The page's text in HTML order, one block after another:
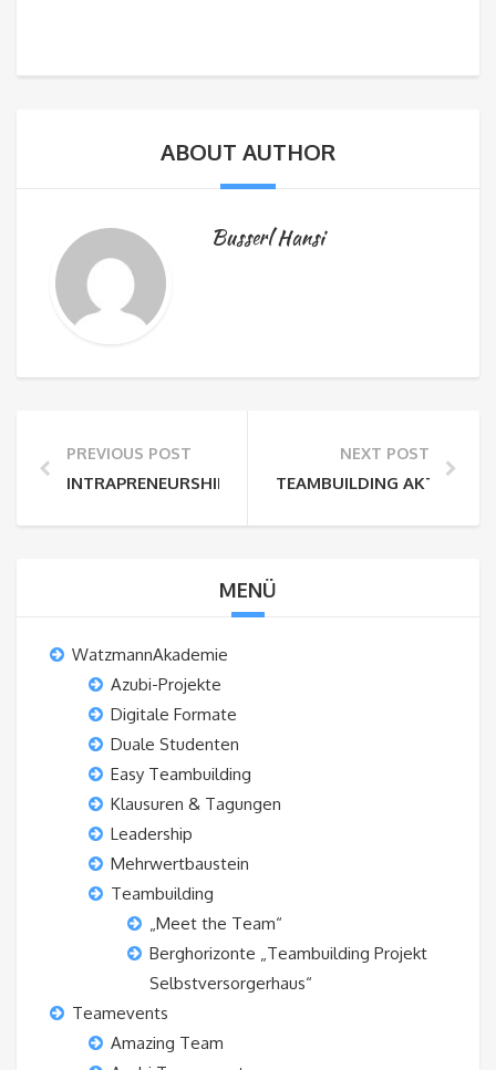
ABOUT AUTHOR
Busserl Hansi
PREVIOUS POST
INTRAPRENEURSHIP ALS VORAUSSETZUNG FÜR
NEXT POST
TEAMBUILDING
MENÜ
WatzmannAkademie
Azubi-Projekte
Digitale Formate
Duale Studenten
Easy Teambuilding
Klausuren & Tagungen
Leadership
Mehrwertbaustein
Teambuilding
„Meet the Team“
Berghorizonte „Teambuilding Projekt
Selbstversorgerhaus“
Teamevents
Amazing Team